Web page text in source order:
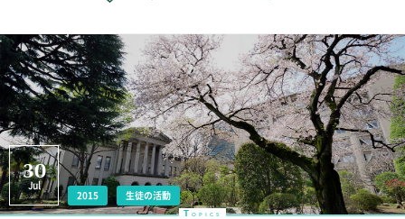
高等部の歴史
生徒数・教職員数
一貫校の流れ
卒業後の進路
卒業生からのメッセージ
AOYAMA STYLE
特色ある教育
30
Jul
2015 生徒の活動
T OPICS